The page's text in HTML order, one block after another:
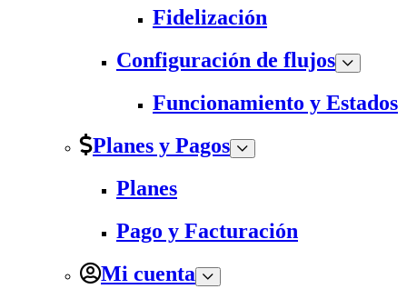
Fidelización
Configuración de flujos
Funcionamiento y Estados
Planes y Pagos
Planes
Pago y Facturación
Mi cuenta